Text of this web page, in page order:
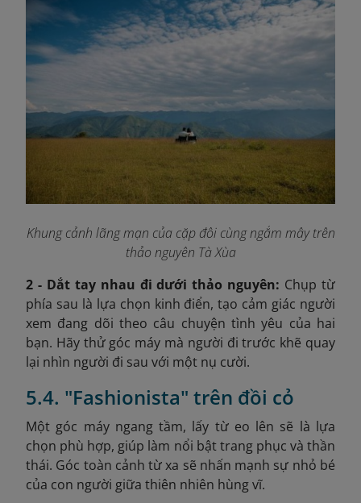
Khung cảnh lãng mạn của cặp đôi cùng ngắm mây trên
thảo nguyên Tà Xùa
2 - Dắt tay nhau đi dưới thảo nguyên: Chụp từ
phía sau là lựa chọn kinh điển, tạo cảm giác người
xem đang dõi theo câu chuyện tình yêu của hai
bạn. Hãy thử góc máy mà người đi trước khẽ quay
lại nhìn người đi sau với một nụ cười.
5.4. "Fashionista" trên đồi cỏ
Một góc máy ngang tầm, lấy từ eo lên sẽ là lựa
chọn phù hợp, giúp làm nổi bật trang phục và thần
thái. Góc toàn cảnh từ xa sẽ nhấn mạnh sự nhỏ bé
của con người giữa thiên nhiên hùng vĩ.